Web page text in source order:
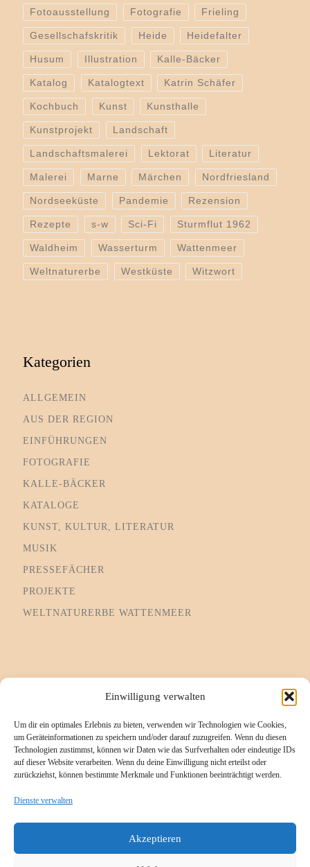
Einwilligung verwalten
Um dir ein optimales Erlebnis zu bieten, verwenden wir Technologien wie Cookies,
um Geräteinformationen zu speichern und/oder darauf zuzugreifen. Wenn du diesen
Technologien zustimmst, können wir Daten wie das Surfverhalten oder eindeutige IDs
auf dieser Website verarbeiten. Wenn du deine Einwilligung nicht erteilst oder
zurückziehst, können bestimmte Merkmale und Funktionen beeinträchtigt werden.
Dienste verwalten
Akzeptieren
Fotoausstellung Fotografie Frieling
Gesellschafskritik Heide Heidefalter
Husum Illustration Kalle-Bäcker
Katalog Katalogtext Katrin Schäfer
Kochbuch Kunst Kunsthalle
Kunstprojekt Landschaft
Landschaftsmalerei Lektorat Literatur
Malerei Marne Märchen Nordfriesland
Nordseeküste Pandemie Rezension
Rezepte s-w Sci-Fi Sturmflut 1962
Waldheim Wasserturm Wattenmeer
Weltnaturerbe Westküste Witzwort
Kategorien
ALLGEMEIN
AUS DER REGION
EINFÜHRUNGEN
FOTOGRAFIE
KALLE-BÄCKER
KATALOGE
KUNST, KULTUR, LITERATUR
MUSIK
PRESSEFÄCHER
PROJEKTE
WELTNATURERBE WATTENMEER
Informationsseiten
Impressum
Cookie-Richtlinie (EU)
Datenschutzerklärung
Referenzen/Kompetenzen
Kontakt